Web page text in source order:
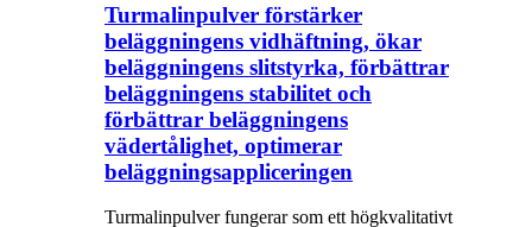
Turmalinpulver förstärker
beläggningens vidhäftning, ökar
beläggningens slitstyrka, förbättrar
beläggningens stabilitet och
förbättrar beläggningens
vädertålighet, optimerar
beläggningsappliceringen
Turmalinpulver fungerar som ett högkvalitativt